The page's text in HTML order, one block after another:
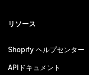
リソース
Shopify ヘルプセンター
APIドキュメント